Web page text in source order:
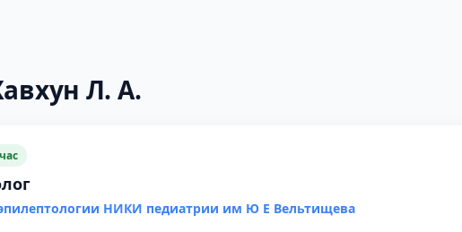
Л. А.
НИКИ педиатрии им Ю Е Вельтищева